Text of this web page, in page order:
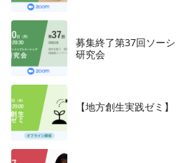
募集終了第37回ソー
研究会
【地方創生実践ゼミ】